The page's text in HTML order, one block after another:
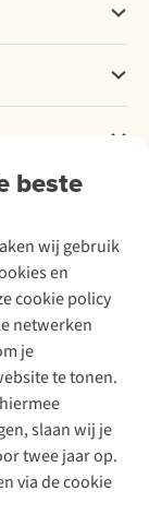
beste
wij gebruik
en
cookie policy
netwerken
je
te tonen.
slaan wij je
twee jaar op.
via de cookie